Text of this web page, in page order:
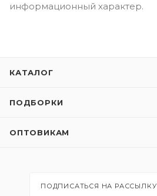
информационный характер.
КАТАЛОГ
ПОДБОРКИ
ОПТОВИКАМ
ПОДПИСАТЬСЯ НА РАССЫЛКУ